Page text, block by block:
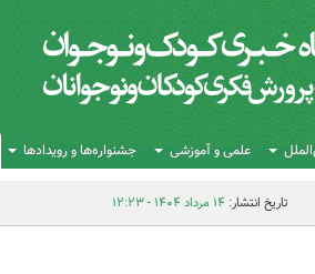
علمی و آموزشی جشنواره‌ها و رویدادها
تاریخ انتشار: ۱۴ مرداد ۱۴۰۴ - ۱۲:۲۳